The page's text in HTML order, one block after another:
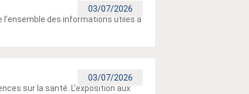
03/07/2026
des informations utiles à
03/07/2026
sur la santé. L'exposition aux